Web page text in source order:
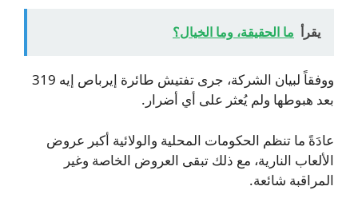
يقرأ ما الحقيقة، وما الخيال؟
ووفقاً لبيان الشركة، جرى تفتيش طائرة إيرباص إيه 319
بعد هبوطها ولم يُعثر على أي أضرار.
عادَةً ما تنظم الحكومات المحلية والولائية أكبر عروض
الألعاب النارية، مع ذلك تبقى العروض الخاصة وغير
المراقبة شائعة.